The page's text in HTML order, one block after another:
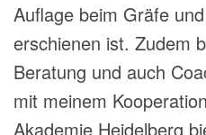
Auflage beim Gräfe
erschienen ist. Zudem
Beratung und auch
mit meinem
Akademie Heidelberg